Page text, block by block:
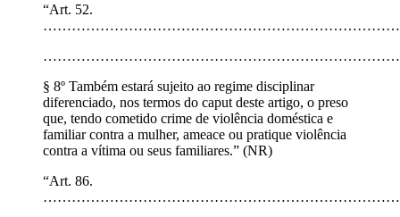
“Art. 52.
§ 8º Também estará sujeito ao regime disciplinar
diferenciado, nos termos do caput deste artigo, o preso
que, tendo cometido crime de violência doméstica e
familiar contra a mulher, ameace ou pratique violência
contra a vítima ou seus familiares.” (NR)
“Art. 86.